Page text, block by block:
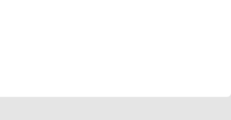
под размер головы ребенка. Затяните или ослабьте